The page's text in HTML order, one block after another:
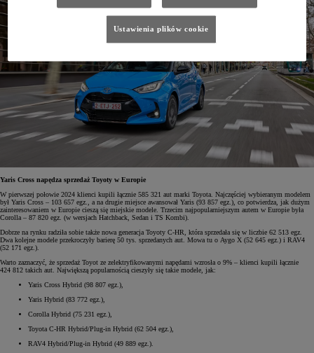
Yaris Cross napędza sprzedaż Toyoty w Europie
W pierwszej połowie 2024 klienci kupili łącznie 585 321 aut marki Toyota. Najczęściej wybieranym modelem
był Yaris Cross – 103 657 egz., a na drugie miejsce awansował Yaris (93 857 egz.), co potwierdza, jak dużym
zainteresowaniem w Europie cieszą się miejskie modele. Trzecim najpopularniejszym autem w Europie była
Corolla – 87 820 egz. (w wersjach Hatchback, Sedan i TS Kombi).
Dobrze na rynku radziła sobie także nowa generacja Toyoty C-HR, która sprzedała się w liczbie 62 513 egz.
Dwa kolejne modele przekroczyły barierę 50 tys. sprzedanych aut. Mowa tu o Aygo X (52 645 egz.) i RAV4
(52 171 egz.).
Warto zaznaczyć, że sprzedaż Toyot ze zelektryfikowanymi napędami wzrosła o 9% – klienci kupili łącznie
424 812 takich aut. Największą popularnością cieszyły się takie modele, jak:
Yaris Cross Hybrid (98 807 egz.),
Yaris Hybrid (83 772 egz.),
Corolla Hybrid (75 231 egz.),
Toyota C-HR Hybrid/Plug-in Hybrid (62 504 egz.),
RAV4 Hybrid/Plug-in Hybrid (49 889 egz.).
Ustawienia plików cookie